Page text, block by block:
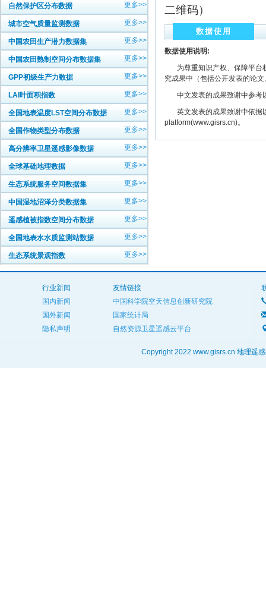
自然保护区分布数据 更多>>
城市空气质量监测数据 更多>>
中国农田生产潜力数据集 更多>>
中国农田熟制空间分布数据集 更多>>
GPP初级生产力数据 更多>>
LAI叶面积指数 更多>>
全国地表温度LST空间分布数据 更多>>
全国作物类型分布数据 更多>>
高分辨率卫星遥感影像数据 更多>>
全球基础地理数据 更多>>
生态系统服务空间数据集 更多>>
中国湿地沼泽分类数据集 更多>>
遥感植被指数空间分布数据 更多>>
全国地表水水质监测站数据 更多>>
生态系统景观指数 更多>>
二维码）
数据使用
数据使用说明:
为尊重知识产权、保障平台
究成果中（包括公开发表的论
中文发表的成果致谢中参考
英文发表的成果致谢中依据
platform(www.gisrs.cn)。
行业新闻
国内新闻
国外新闻
隐私声明
友情链接
中国科学院空天信息创新研究院
国家统计局
自然资源卫星遥感云平台
Copyright 2022 www.gisrs.cn 地理遥